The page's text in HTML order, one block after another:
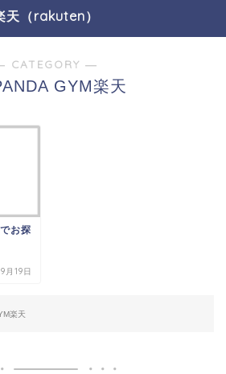
天（rakuten）
CATEGORY ―
GYM楽天
お探
月19日
楽天